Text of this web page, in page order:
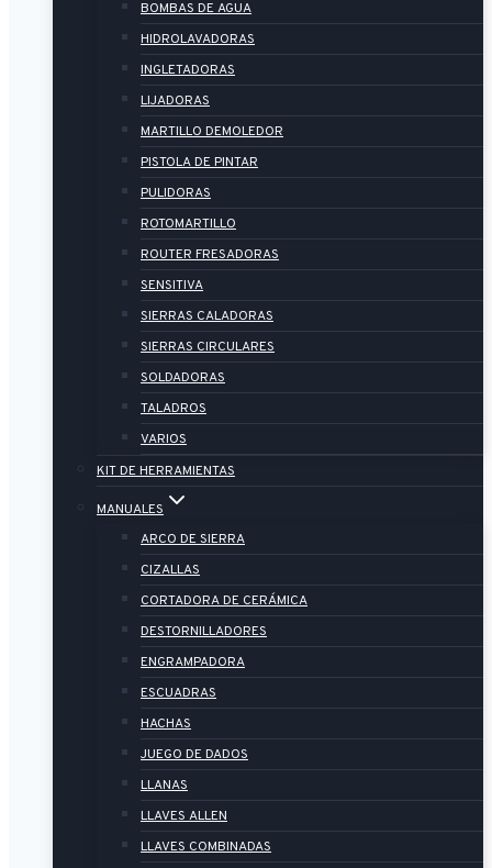
BOMBAS DE AGUA
HIDROLAVADORAS
INGLETADORAS
LIJADORAS
MARTILLO DEMOLEDOR
PISTOLA DE PINTAR
PULIDORAS
ROTOMARTILLO
ROUTER FRESADORAS
SENSITIVA
SIERRAS CALADORAS
SIERRAS CIRCULARES
SOLDADORAS
TALADROS
VARIOS
KIT DE HERRAMIENTAS
MANUALES
ARCO DE SIERRA
CIZALLAS
CORTADORA DE CERÁMICA
DESTORNILLADORES
ENGRAMPADORA
ESCUADRAS
HACHAS
JUEGO DE DADOS
LLANAS
LLAVES ALLEN
LLAVES COMBINADAS